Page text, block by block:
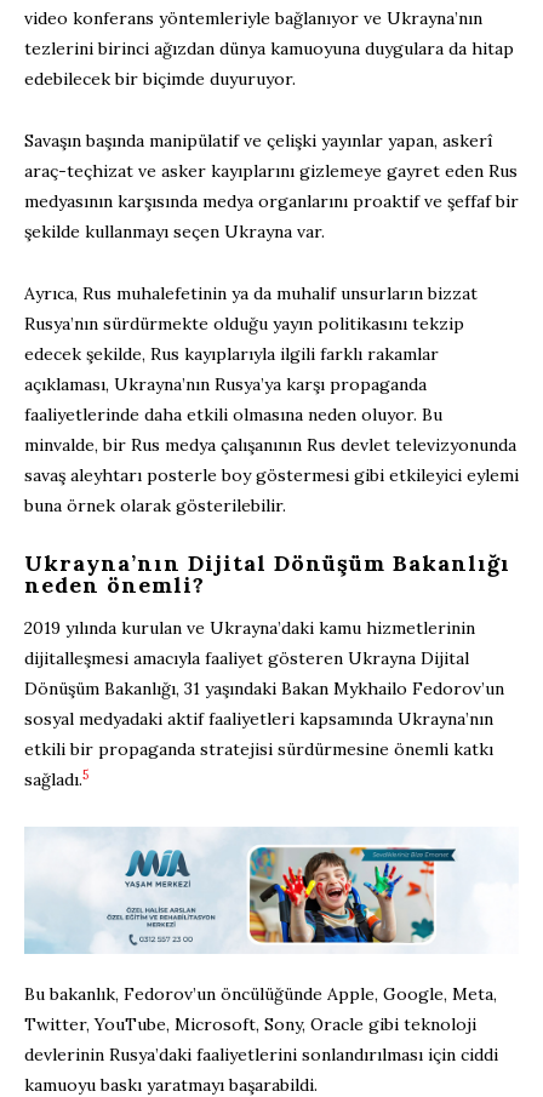
video konferans yöntemleriyle bağlanıyor ve Ukrayna’nın
tezlerini birinci ağızdan dünya kamuoyuna duygulara da hitap
edebilecek bir biçimde duyuruyor.
Savaşın başında manipülatif ve çelişki yayınlar yapan, askerî
araç-teçhizat ve asker kayıplarını gizlemeye gayret eden Rus
medyasının karşısında medya organlarını proaktif ve şeffaf bir
şekilde kullanmayı seçen Ukrayna var.
Ayrıca, Rus muhalefetinin ya da muhalif unsurların bizzat
Rusya’nın sürdürmekte olduğu yayın politikasını tekzip
edecek şekilde, Rus kayıplarıyla ilgili farklı rakamlar
açıklaması, Ukrayna’nın Rusya’ya karşı propaganda
faaliyetlerinde daha etkili olmasına neden oluyor. Bu
minvalde, bir Rus medya çalışanının Rus devlet televizyonunda
savaş aleyhtarı posterle boy göstermesi gibi etkileyici eylemi
buna örnek olarak gösterilebilir.
Ukrayna’nın Dijital Dönüşüm Bakanlığı
neden önemli?
2019 yılında kurulan ve Ukrayna’daki kamu hizmetlerinin
dijitalleşmesi amacıyla faaliyet gösteren Ukrayna Dijital
Dönüşüm Bakanlığı, 31 yaşındaki Bakan Mykhailo Fedorov’un
sosyal medyadaki aktif faaliyetleri kapsamında Ukrayna’nın
etkili bir propaganda stratejisi sürdürmesine önemli katkı
sağladı.5
Bu bakanlık, Fedorov’un öncülüğünde Apple, Google, Meta,
Twitter, YouTube, Microsoft, Sony, Oracle gibi teknoloji
devlerinin Rusya’daki faaliyetlerini sonlandırılması için ciddi
kamuoyu baskı yaratmayı başarabildi.